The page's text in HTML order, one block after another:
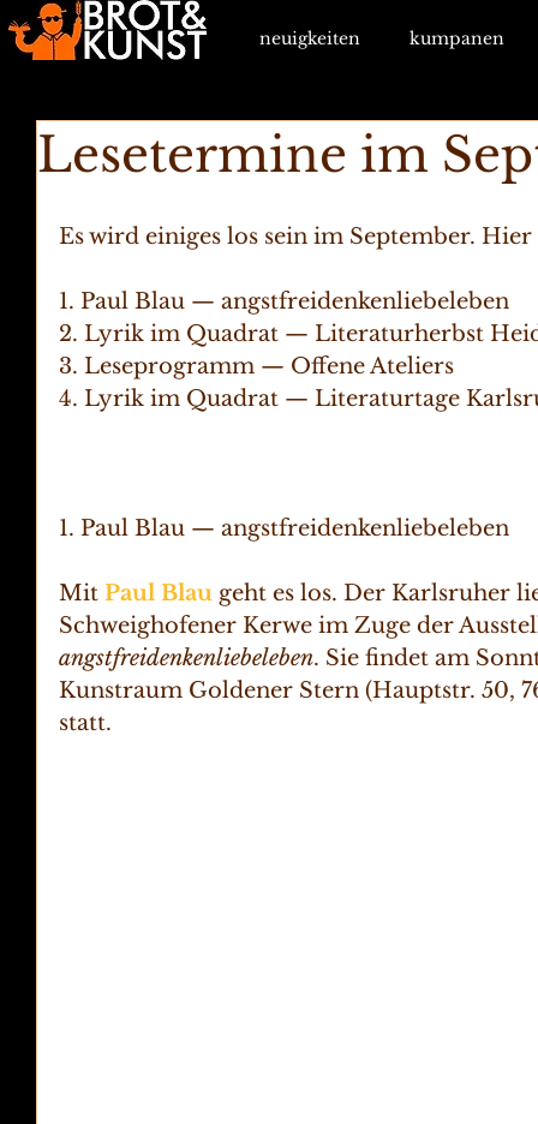
neuigkeiten kumpanen
Lesetermine im
Es wird einiges los sein im September.
1. Paul Blau — angstfreidenkenliebeleben
2. Lyrik im Quadrat — Literaturherbst
3. Leseprogramm — Offene Ateliers
4. Lyrik im Quadrat — Literaturtage
1. Paul Blau — angstfreidenkenliebeleben
Mit Paul Blau geht es los. Der Karlsruher
Schweighofener Kerwe im Zuge der
angstfreidenkenliebeleben. Sie findet am
Kunstraum Goldener Stern (Hauptstr. 50,
statt.